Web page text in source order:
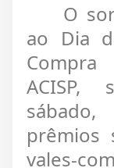
O
ao Dia
ACISP,
prêmios
vales-